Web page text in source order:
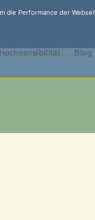
Hochsensibilität Blog
die Performance der